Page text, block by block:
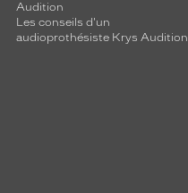
Audition
Les conseils d'un
audioprothésiste Krys Audition